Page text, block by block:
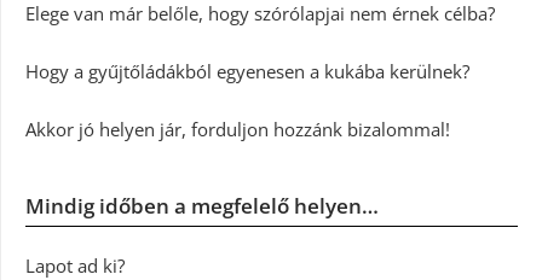
Elege van már belőle, hogy szórólapjai nem érnek célba?
Hogy a gyűjtőládákból egyenesen a kukába kerülnek?
Akkor jó helyen jár, forduljon hozzánk bizalommal!
Mindig időben a megfelelő helyen…
Lapot ad ki?